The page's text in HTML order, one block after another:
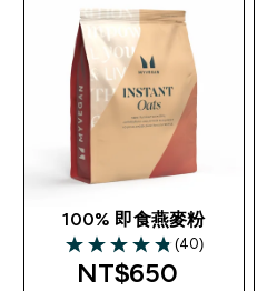
100% 即食燕麥粉
4.83 out of 5 stars
(40)
discounted price
NT$650‎